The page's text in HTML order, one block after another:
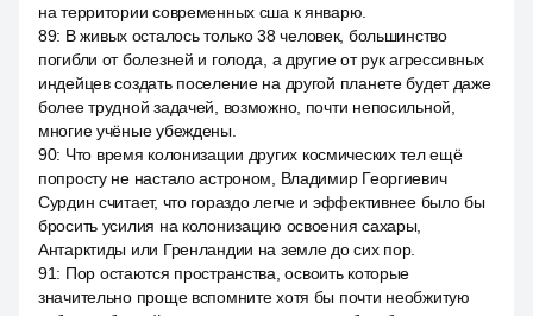
на территории современных сша к январю.
89: В живых осталось только 38 человек, большинство
погибли от болезней и голода, а другие от рук агрессивных
индейцев создать поселение на другой планете будет даже
более трудной задачей, возможно, почти непосильной,
многие учёные убеждены.
90: Что время колонизации других космических тел ещё
попросту не настало астроном, Владимир Георгиевич
Сурдин считает, что гораздо легче и эффективнее было бы
бросить усилия на колонизацию освоения сахары,
Антарктиды или Гренландии на земле до сих пор.
91: Пор остаются пространства, освоить которые
значительно проще вспомните хотя бы почти необжитую